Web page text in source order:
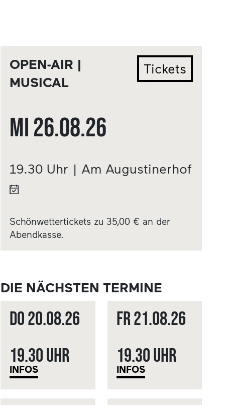
OPEN-AIR |
MUSICAL
Tickets
Mi26.08.26
19.30 Uhr | Am Augustinerhof
Schönwettertickets zu 35,00 € an der
Abendkasse.
DIE NÄCHSTEN TERMINE
Do20.08.26
19.30 Uhr
INFOS
Fr21.08.26
19.30 Uhr
INFOS